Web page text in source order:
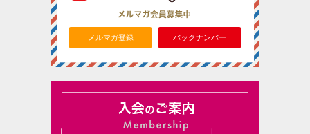
メルマガ登録 バックナンバー